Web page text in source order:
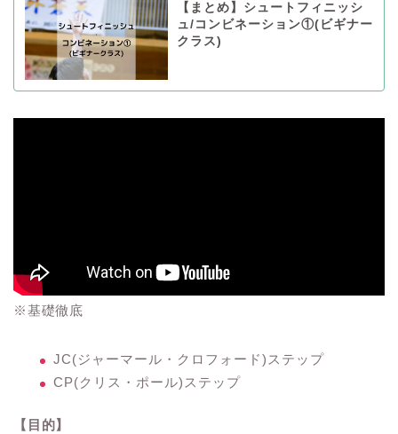
【まとめ】シュートフィニッシ
ュ/コンビネーション①(ビギナー
クラス)
※基礎徹底
JC(ジャーマール・クロフォード)ステップ
CP(クリス・ポール)ステップ
【目的】